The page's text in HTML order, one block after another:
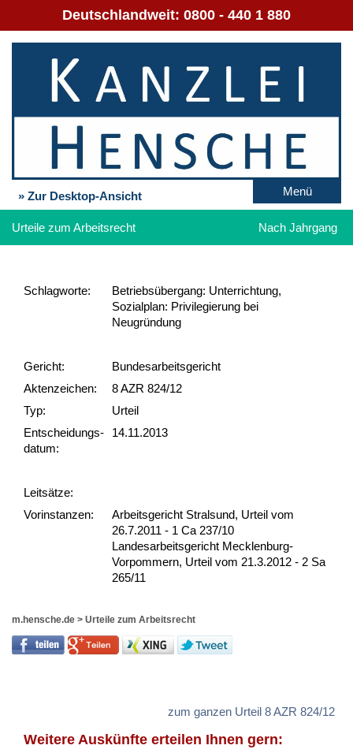
Deutschlandweit: 0800 - 440 1 880
» Zur Desktop-Ansicht Menü
Urteile zum Arbeitsrecht Nach Jahrgang
Schlag­worte:
Betriebsübergang: Unterrichtung,
Sozialplan: Privilegierung bei
Neugründung
Gericht:
Bundesarbeitsgericht
Akten­zeichen:
8 AZR 824/12
Typ:
Urteil
Ent­scheid­ungs­
datum:
14.11.2013
Leit­sätze:
Vor­ins­tan­zen:
Arbeitsgericht Stralsund, Urteil vom
26.7.2011 - 1 Ca 237/10
Landesarbeitsgericht Mecklenburg-
Vorpommern, Urteil vom 21.3.2012 - 2 Sa
265/11
m.hensche.de > Urteile zum Arbeitsrecht
zum ganzen Urteil 8 AZR 824/12
Weitere Auskünfte erteilen Ihnen gern: